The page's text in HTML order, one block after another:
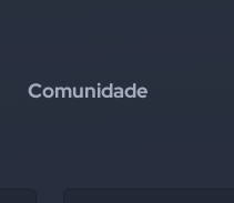
Comunidade